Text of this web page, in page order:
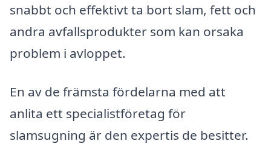
snabbt och effektivt ta bort slam, fett och
andra avfallsprodukter som kan orsaka
problem i avloppet.
En av de främsta fördelarna med att
anlita ett specialistföretag för
slamsugning är den expertis de besitter.